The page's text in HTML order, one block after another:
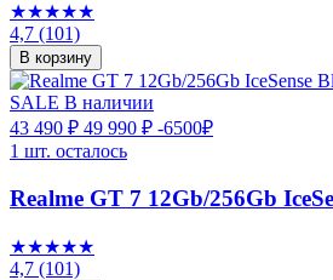
★★★★★
4,7 (101)
В корзину
SALE В наличии
43 490 ₽ 49 990 ₽ -6500₽
1 шт. осталось
Realme GT 7 12Gb/256Gb
★★★★★
4,7 (101)